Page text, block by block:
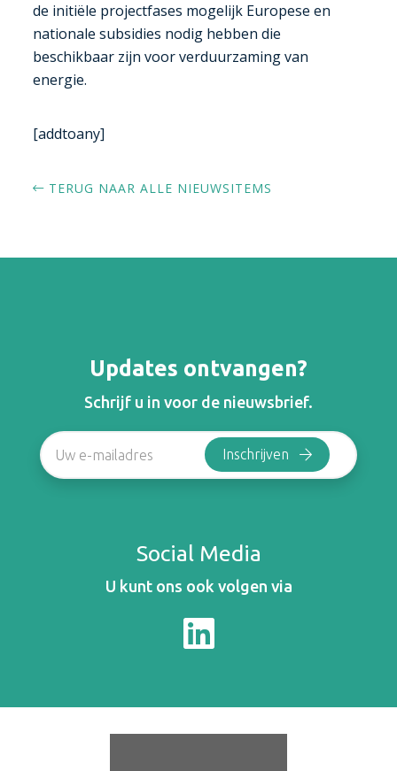
de initiële projectfases mogelijk Europese en
nationale subsidies nodig hebben die
beschikbaar zijn voor verduurzaming van
energie.
[addtoany]
TERUG NAAR ALLE NIEUWSITEMS
Updates ontvangen?
Schrijf u in voor de nieuwsbrief.
Social Media
U kunt ons ook volgen via